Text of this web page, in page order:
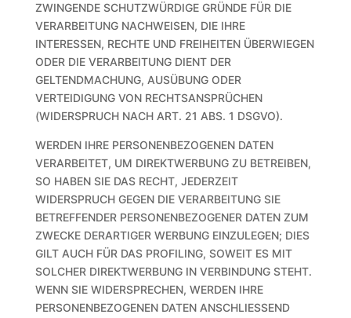
ZWINGENDE SCHUTZWÜRDIGE GRÜNDE FÜR DIE
VERARBEITUNG NACHWEISEN, DIE IHRE
INTERESSEN, RECHTE UND FREIHEITEN ÜBERWIEGEN
ODER DIE VERARBEITUNG DIENT DER
GELTENDMACHUNG, AUSÜBUNG ODER
VERTEIDIGUNG VON RECHTSANSPRÜCHEN
(WIDERSPRUCH NACH ART. 21 ABS. 1 DSGVO).
WERDEN IHRE PERSONENBEZOGENEN DATEN
VERARBEITET, UM DIREKTWERBUNG ZU BETREIBEN,
SO HABEN SIE DAS RECHT, JEDERZEIT
WIDERSPRUCH GEGEN DIE VERARBEITUNG SIE
BETREFFENDER PERSONENBEZOGENER DATEN ZUM
ZWECKE DERARTIGER WERBUNG EINZULEGEN; DIES
GILT AUCH FÜR DAS PROFILING, SOWEIT ES MIT
SOLCHER DIREKTWERBUNG IN VERBINDUNG STEHT.
WENN SIE WIDERSPRECHEN, WERDEN IHRE
PERSONENBEZOGENEN DATEN ANSCHLIESSEND